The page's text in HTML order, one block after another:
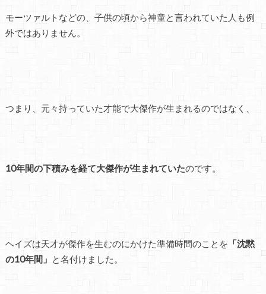
モーツァルトなどの、子供の頃から神童と言われていた人も例
外ではありません。
つまり、元々持っていた才能で大傑作が生まれるのではなく、
10年間の下積みを経て大傑作が生まれていたのです。
ヘイズは天才が傑作を生むのにかけた準備時間のことを 「沈黙
の10年間」 と名付けました。